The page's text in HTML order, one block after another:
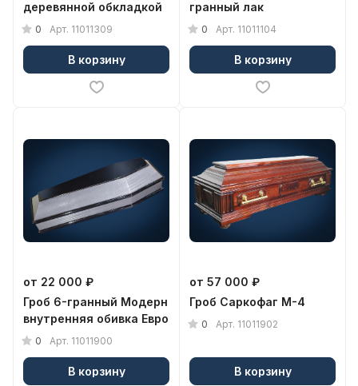
деревянной обкладкой
0 Арт. 11011309
В корзину
гранный лак
0 Арт. 11011104
В корзину
от 22 000 ₽
Гроб 6-гранный Модерн
внутренняя обивка Евро
0 Арт. 11011900
В корзину
от 57 000 ₽
Гроб Саркофаг М-4
0 Арт. 11011902
В корзину